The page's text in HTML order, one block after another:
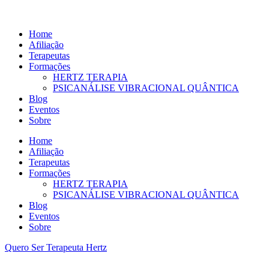
Home
Afiliação
Terapeutas
Formações
HERTZ TERAPIA
PSICANÁLISE VIBRACIONAL QUÂNTICA
Blog
Eventos
Sobre
Home
Afiliação
Terapeutas
Formações
HERTZ TERAPIA
PSICANÁLISE VIBRACIONAL QUÂNTICA
Blog
Eventos
Sobre
Quero Ser Terapeuta Hertz